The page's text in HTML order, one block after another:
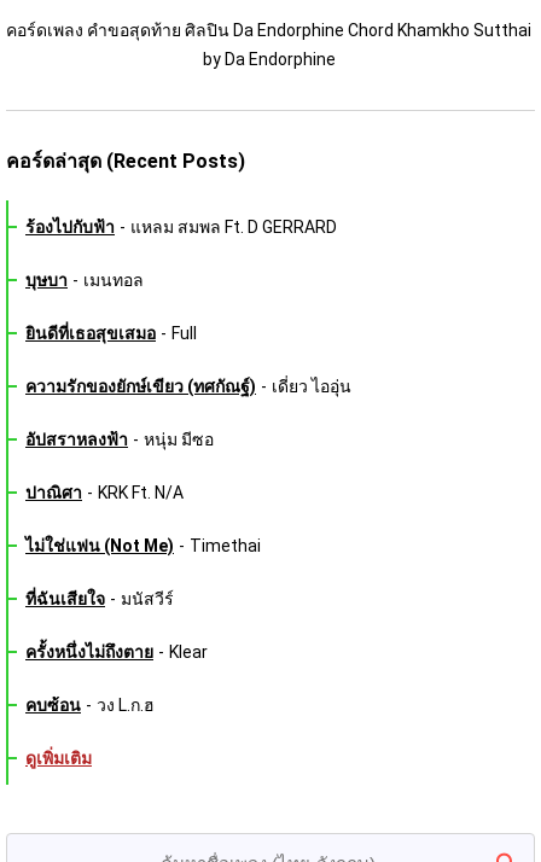
คอร์ดเพลง คำขอสุดท้าย ศิลปิน Da Endorphine Chord Khamkho Sutthai
by Da Endorphine
คอร์ดล่าสุด (Recent Posts)
ร้องไปกับฟ้า - แหลม สมพล Ft. D GERRARD
บุษบา - เมนทอล
ยินดีที่เธอสุขเสมอ - Full
ความรักของยักษ์เขียว (ทศกัณฐ์) - เดี่ยว ไออุ่น
อัปสราหลงฟ้า - หนุ่ม มีซอ
ปาณิศา - KRK Ft. N/A
ไม่ใช่แฟน (Not Me) - Timethai
ที่ฉันเสียใจ - มนัสวีร์
ครั้งหนึ่งไม่ถึงตาย - Klear
คบซ้อน - วง L.ก.ฮ
ดูเพิ่มเติม